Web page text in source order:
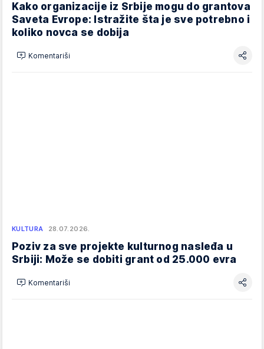
Kako organizacije iz Srbije mogu do grantova
Saveta Evrope: Istražite šta je sve potrebno i
koliko novca se dobija
Komentariši
KULTURA 28.07.2026.
Poziv za sve projekte kulturnog nasleđa u
Srbiji: Može se dobiti grant od 25.000 evra
Komentariši